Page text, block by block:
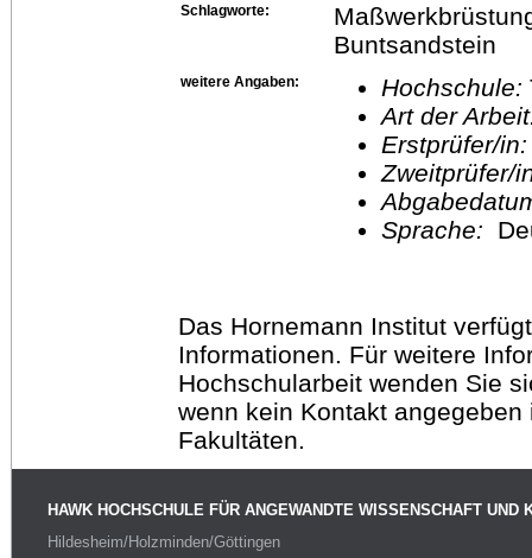
Schlagworte:
Buntsandstein
weitere Angaben: Hochschule:
Art der
Erstprüfer/
Sprache:
Das Hornemann Institut
Informationen. Für weitere
Hochschularbeit wenden Sie
wenn kein Kontakt
Fakultäten.
HAWK HOCHSCHULE FÜR ANGEWANDTE WISSENSCHAFT UND
Hildesheim/Holzminden/Göttingen